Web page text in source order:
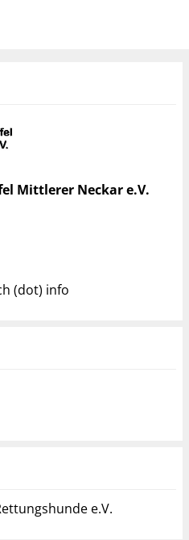
Mittlerer Neckar e.V.
(dot) info
e.V.